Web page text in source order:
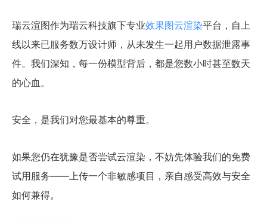
瑞云渲图作为瑞云科技旗下专业效果图云渲染平台，自上
线以来已服务数万设计师，从未发生一起用户数据泄露事
件。我们深知，每一份模型背后，都是您数小时甚至数天
的心血。
安全，是我们对您最基本的尊重。
如果您仍在犹豫是否尝试云渲染，不妨先体验我们的免费
试用服务——上传一个非敏感项目，亲自感受高效与安全
如何兼得。